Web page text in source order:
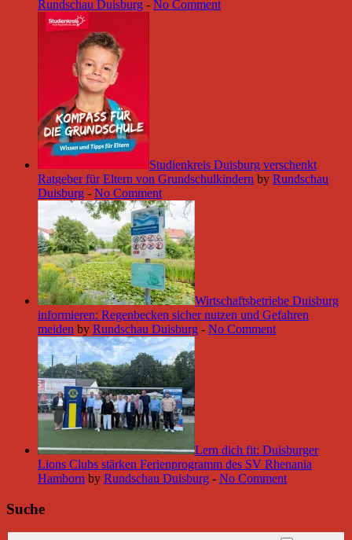
Rundschau Duisburg - No Comment
Studienkreis Duisburg verschenkt
Ratgeber für Eltern von Grundschulkindern by Rundschau
Duisburg - No Comment
Wirtschaftsbetriebe Duisburg
informieren: Regenbecken sicher nutzen und Gefahren
meiden by Rundschau Duisburg - No Comment
Lern dich fit: Duisburger
Lions Clubs stärken Ferienprogramm des SV Rhenania
Hamborn by Rundschau Duisburg - No Comment
Suche